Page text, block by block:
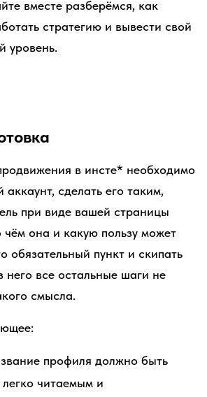
вместе разберёмся, как
стратегию и вывести свой
уровень.
в инсте* необходимо
аккаунт, сделать его таким,
при виде вашей страницы
чём она и какую пользу может
обязательный пункт и скипать
него все остальные шаги не
смысла.
профиля должно быть
читаемым и